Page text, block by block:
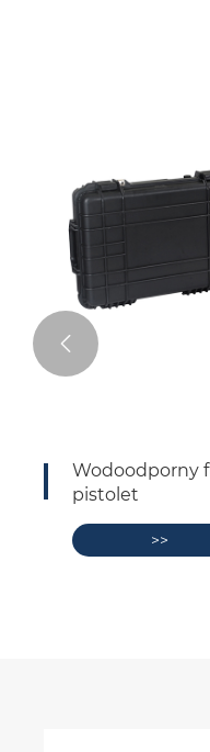
ochronny na
